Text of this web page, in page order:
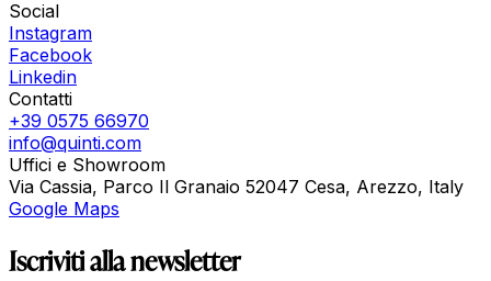
Social
Instagram
Facebook
Linkedin
Contatti
+39 0575 66970
info@quinti.com
Uffici e Showroom
Via Cassia, Parco Il Granaio 52047 Cesa, Arezzo, Italy
Google Maps
Iscriviti alla newsletter